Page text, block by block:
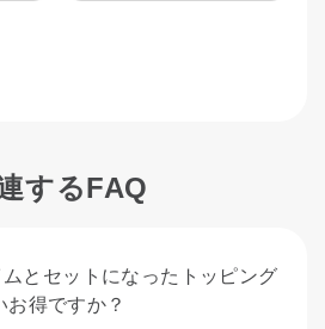
するFAQ
とセットになったトッピング
お得ですか？